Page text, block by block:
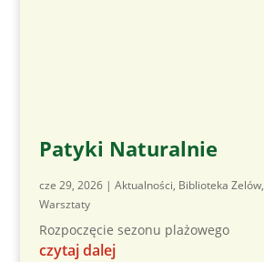
Patyki Naturalnie
cze 29, 2026| Aktualności, Biblioteka Zelów,
Warsztaty
Rozpoczęcie sezonu plażowego
czytaj dalej